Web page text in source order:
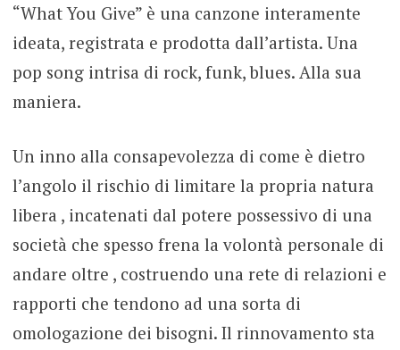
“What You Give” è una canzone interamente
ideata, registrata e prodotta dall’artista. Una
pop song intrisa di rock, funk, blues. Alla sua
maniera.
Un inno alla consapevolezza di come è dietro
l’angolo il rischio di limitare la propria natura
libera , incatenati dal potere possessivo di una
società che spesso frena la volontà personale di
andare oltre , costruendo una rete di relazioni e
rapporti che tendono ad una sorta di
omologazione dei bisogni. Il rinnovamento sta